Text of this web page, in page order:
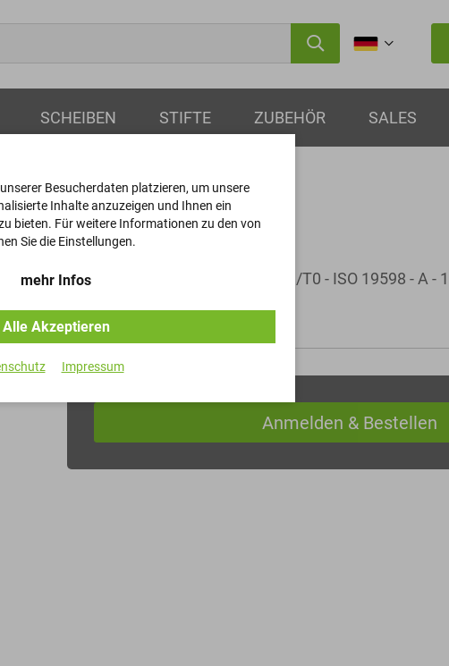
SCHEIBEN STIFTE ZUBEHÖR SALES
Scheiben
DIN 125 - ST-200HV - Fe/Zn8/Cn/T0 - ISO 19598 - A -
Artikel-Nr.
Besucherdaten platzieren, um unsere
Inhalte anzuzeigen und Ihnen ein
bieten. Für weitere Informationen zu den von
Sie die Einstellungen.
mehr Infos
Alle Akzeptieren
Impressum